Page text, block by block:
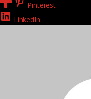
Pinterest
LinkedIn